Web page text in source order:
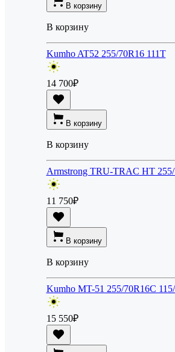
В корзину
В корзину
Kumho AT52 255/70R16 111T
14 700₽
В корзину
В корзину
Armstrong TRU-TRAC HT 255/
11 750₽
В корзину
В корзину
Kumho MT-51 255/70R16C
15 550₽